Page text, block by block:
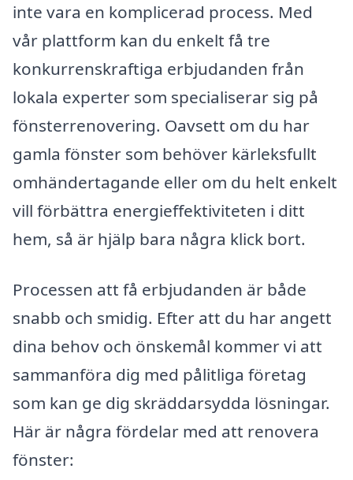
inte vara en komplicerad process. Med
vår plattform kan du enkelt få tre
konkurrenskraftiga erbjudanden från
lokala experter som specialiserar sig på
fönsterrenovering. Oavsett om du har
gamla fönster som behöver kärleksfullt
omhändertagande eller om du helt enkelt
vill förbättra energieffektiviteten i ditt
hem, så är hjälp bara några klick bort.
Processen att få erbjudanden är både
snabb och smidig. Efter att du har angett
dina behov och önskemål kommer vi att
sammanföra dig med pålitliga företag
som kan ge dig skräddarsydda lösningar.
Här är några fördelar med att renovera
fönster: